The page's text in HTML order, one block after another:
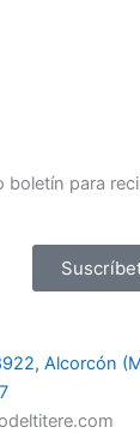
boletín para
Alcorcón